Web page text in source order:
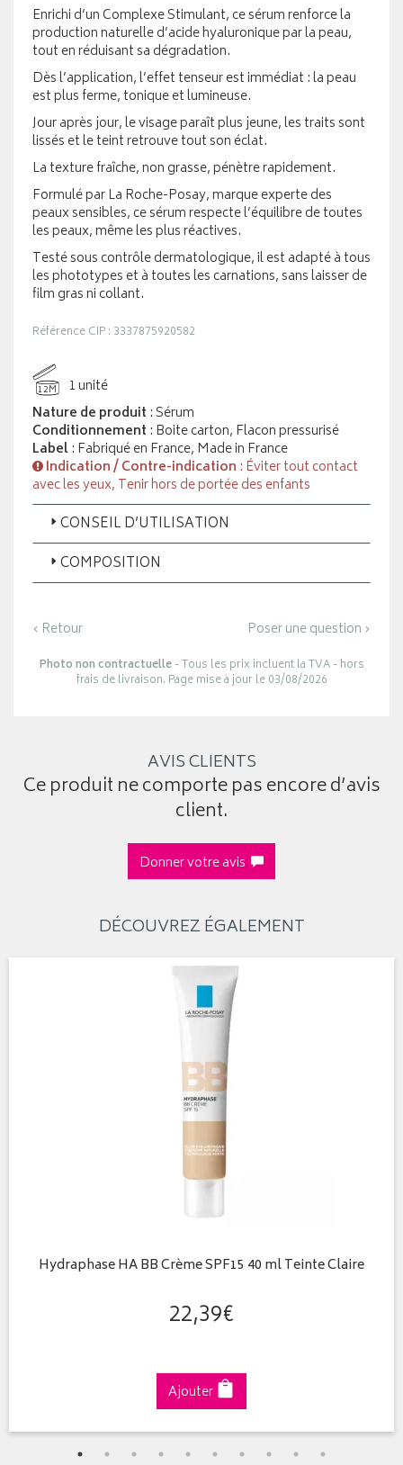
Enrichi d’un Complexe Stimulant, ce sérum renforce la
production naturelle d’acide hyaluronique par la peau,
tout en réduisant sa dégradation.
Dès l’application, l’effet tenseur est immédiat : la peau
est plus ferme, tonique et lumineuse.
Jour après jour, le visage paraît plus jeune, les traits sont
lissés et le teint retrouve tout son éclat.
La texture fraîche, non grasse, pénètre rapidement.
Formulé par La Roche-Posay, marque experte des
peaux sensibles, ce sérum respecte l’équilibre de toutes
les peaux, même les plus réactives.
Testé sous contrôle dermatologique, il est adapté à tous
les phototypes et à toutes les carnations, sans laisser de
film gras ni collant.
Référence CIP : 3337875920582
12M
1 unité
Nature de produit : Sérum
Conditionnement : Boite carton, Flacon pressurisé
Label: Fabriqué en France, Made in France
Indication / Contre-indication : Éviter tout contact
avec les yeux, Tenir hors de portée des enfants
CONSEIL D’UTILISATION
COMPOSITION
‹ Retour Poser une question ›
Photo non contractuelle- Tous les prix incluent la TVA - hors
frais de livraison. Page mise à jour le 03/08/2026
AVIS CLIENTS
Ce produit ne comporte pas encore d’avis
client.
Donner votre avis
DÉCOUVREZ ÉGALEMENT
Hydraphase HA BB Crème SPF15 40 ml Teinte Claire
22,39€
Ajouter